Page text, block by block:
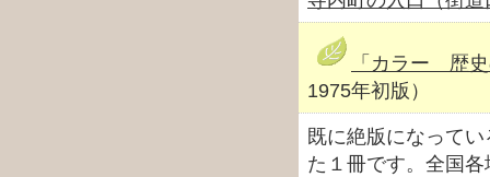
「カラー 歴
1975年初版）
既に絶版になって
た１冊です。全国